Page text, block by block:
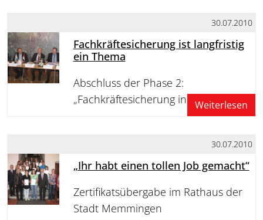
30.07.2010
Fachkräftesicherung ist langfristig
ein Thema
Abschluss der Phase 2:
„Fachkräftesicherung in Schwaben“
Weiterlesen
30.07.2010
„Ihr habt einen tollen Job gemacht“
Zertifikatsübergabe im Rathaus der
Stadt Memmingen